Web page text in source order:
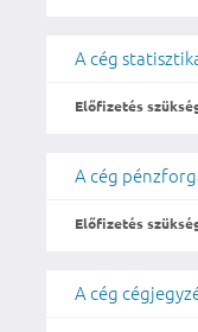
A cég
Előfizetés
A cég
Előfizetés
A cég